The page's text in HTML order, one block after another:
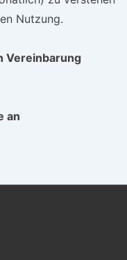
Nutzung.
Vereinbarung
an